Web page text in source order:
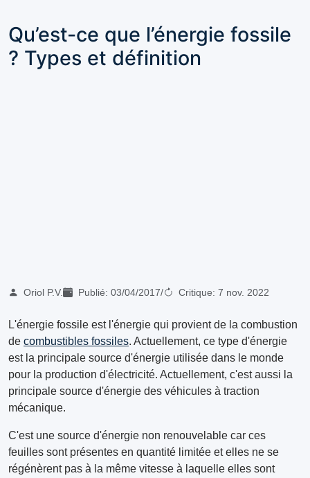
Qu’est-ce que l’énergie fossile
? Types et définition
Oriol P.V. Publié: 03/04/2017/ Critique: 7 nov. 2022
L'énergie fossile est l'énergie qui provient de la combustion
de combustibles fossiles. Actuellement, ce type d'énergie
est la principale source d'énergie utilisée dans le monde
pour la production d'électricité. Actuellement, c'est aussi la
principale source d'énergie des véhicules à traction
mécanique.
C'est une source d'énergie non renouvelable car ces
feuilles sont présentes en quantité limitée et elles ne se
régénèrent pas à la même vitesse à laquelle elles sont